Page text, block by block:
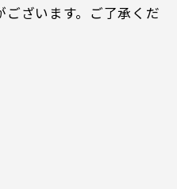
ざいます。ご了承くだ